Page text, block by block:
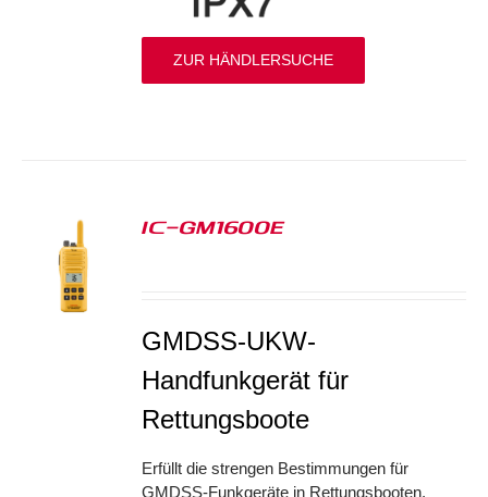
ZUR HÄNDLERSUCHE
IC-GM1600E
GMDSS-UKW-
Handfunkgerät für
Rettungsboote
Erfüllt die strengen Bestimmungen für
GMDSS-Funkgeräte in Rettungsbooten.